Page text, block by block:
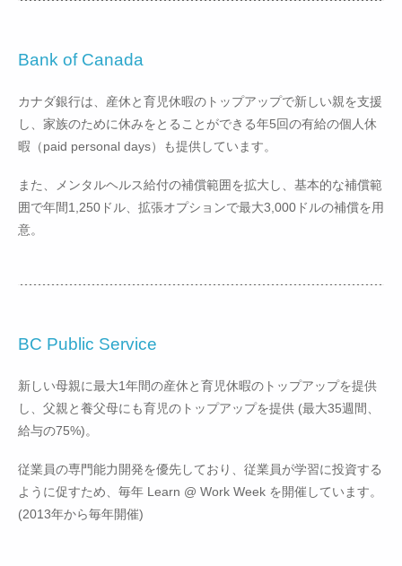
Bank of Canada
カナダ銀行は、産休と育児休暇のトップアップで新しい親を支援
し、家族のために休みをとることができる年5回の有給の個人休
暇（paid personal days）も提供しています。
また、メンタルヘルス給付の補償範囲を拡大し、基本的な補償範
囲で年間1,250ドル、拡張オプションで最大3,000ドルの補償を用
意。
BC Public Service
新しい母親に最大1年間の産休と育児休暇のトップアップを提供
し、父親と養父母にも育児のトップアップを提供 (最大35週間、
給与の75%)。
従業員の専門能力開発を優先しており、従業員が学習に投資する
ように促すため、毎年 Learn @ Work Week を開催しています。
(2013年から毎年開催)